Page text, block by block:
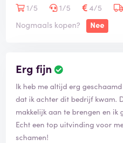
1/5
1/5 4/5
Nogmaals kopen?
Nee
Erg fijn
Ik heb me altijd erg
dat ik achter dit bedrijf kwam.
makkelijk aan te brengen en ik
Echt een top uitvinding voor
schamen!